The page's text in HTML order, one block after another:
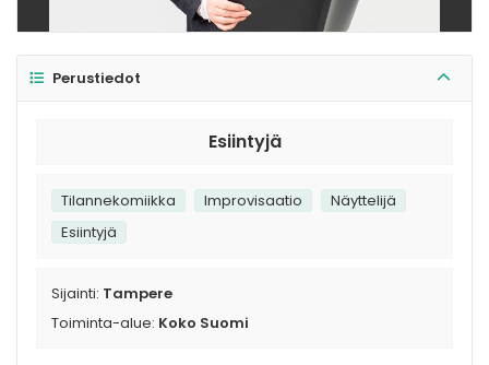
Perustiedot
Esiintyjä
Tilannekomiikka Improvisaatio
Näyttelijä
Esiintyjä
Sijainti: Tampere
Toiminta-alue: Koko Suomi